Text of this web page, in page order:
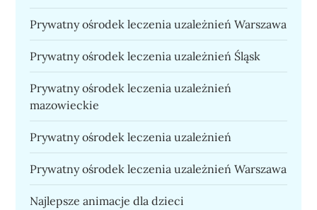
Prywatny ośrodek leczenia uzależnień Warszawa
Prywatny ośrodek leczenia uzależnień Śląsk
Prywatny ośrodek leczenia uzależnień
mazowieckie
Prywatny ośrodek leczenia uzależnień
Prywatny ośrodek leczenia uzależnień Warszawa
Najlepsze animacje dla dzieci